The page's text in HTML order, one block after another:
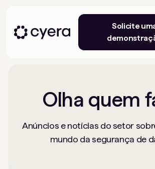
Solicite
Olha quem
Anúncios e notícias do setor
mundo da segurança de